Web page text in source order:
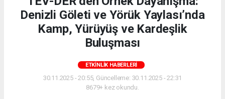
Denizli Göleti ve Yörük Yaylası’nda
Kamp, Yürüyüş ve Kardeşlik
Buluşması
ETKINLIK HABERLERI
30.11.2025 - 20:55, Güncelleme: 30.11.2025 - 22:31
8679+ kez okundu.